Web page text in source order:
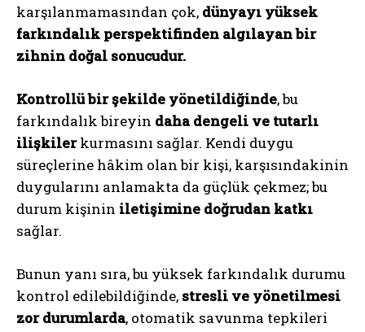
karşılanmamasından çok, dünyayı yüksek
farkındalık perspektifinden algılayan bir
zihnin doğal sonucudur.
Kontrollü bir şekilde yönetildiğinde, bu
farkındalık bireyin daha dengeli ve tutarlı
ilişkilerkurmasını sağlar. Kendi duygu
süreçlerine hâkim olan bir kişi, karşısındakinin
duygularını anlamakta da güçlük çekmez; bu
durum kişinin iletişimine doğrudan katkı
sağlar.
Bunun yanı sıra, bu yüksek farkındalık durumu
kontrol edilebildiğinde, stresli ve yönetilmesi
zor durumlarda, otomatik savunma tepkileri